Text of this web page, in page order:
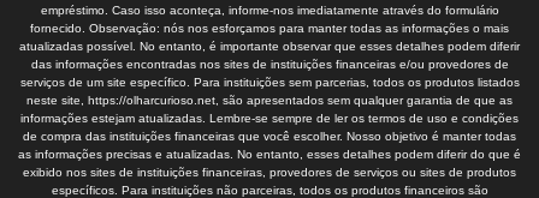
empréstimo. Caso isso aconteça, informe-nos imediatamente através do formulário
fornecido. Observação: nós nos esforçamos para manter todas as informações o mais
atualizadas possível. No entanto, é importante observar que esses detalhes podem diferir
das informações encontradas nos sites de instituições financeiras e/ou provedores de
serviços de um site específico. Para instituições sem parcerias, todos os produtos listados
neste site, https://olharcurioso.net, são apresentados sem qualquer garantia de que as
informações estejam atualizadas. Lembre-se sempre de ler os termos de uso e condições
de compra das instituições financeiras que você escolher. Nosso objetivo é manter todas
as informações precisas e atualizadas. No entanto, esses detalhes podem diferir do que é
exibido nos sites de instituições financeiras, provedores de serviços ou sites de produtos
específicos. Para instituições não parceiras, todos os produtos financeiros são